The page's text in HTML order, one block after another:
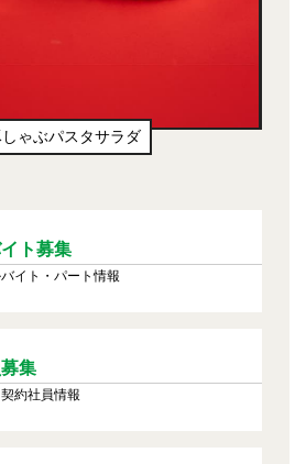
ゃぶパスタサラダ
ト募集
イト・パート情報
集
約社員情報